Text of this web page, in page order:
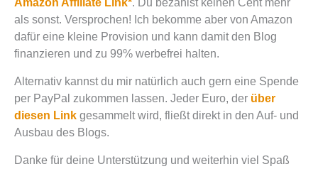
Amazon Affiliate Link*. Du bezahlst keinen Cent mehr
als sonst. Versprochen! Ich bekomme aber von Amazon
dafür eine kleine Provision und kann damit den Blog
finanzieren und zu 99% werbefrei halten.
Alternativ kannst du mir natürlich auch gern eine Spende
per PayPal zukommen lassen. Jeder Euro, der über
diesen Link gesammelt wird, fließt direkt in den Auf- und
Ausbau des Blogs.
Danke für deine Unterstützung und weiterhin viel Spaß